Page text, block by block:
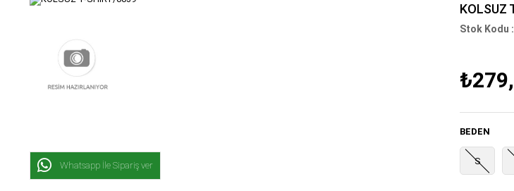
Whatsapp İle Sipariş ver
KOLSUZ
BEDEN
S